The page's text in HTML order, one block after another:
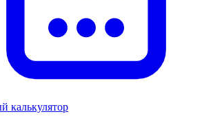
калькулятор